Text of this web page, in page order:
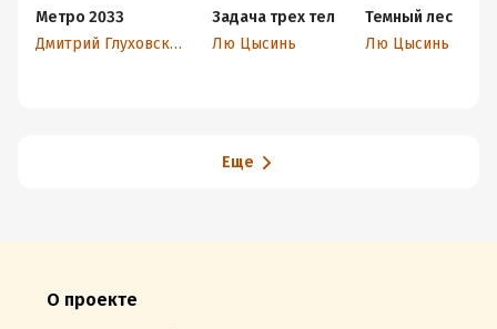
Метро 2033
Дмитрий Глуховский
Задача трех тел
Лю Цысинь
Темный лес
Лю Цысинь
Еще
О проекте